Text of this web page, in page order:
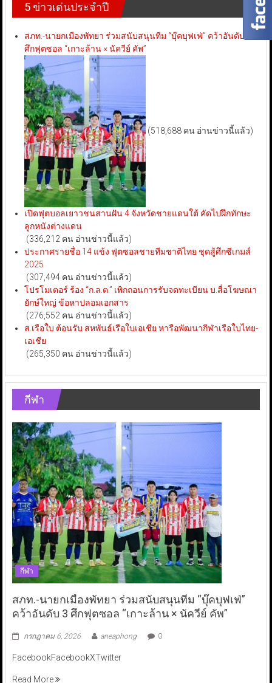
5 ข่าวเด่นประจำปี
สภท.-นายกเมืองพัทยา ร่วมสนับสนุนทีม “บุ๊คบุฟเฟ่” คว้าอันดับ 3
ศึกฟุตซอล “เกาะล้าน × นัควีย์ คัพ”
(518,688 คน อ่านข่าวนี้แล้ว)
เปิดฟุตบอลเยาวชนสานฝัน 4 จังหวัดชายแดนใต้ คัดไปฝึกทักษะ
ลูกหนังต่างแดน
(336,212 คน อ่านข่าวนี้แล้ว)
ประกาศรายชื่อ 14 แข้ง ฟุตซอลชายทีมชาติไทย ชุดสู้ศึกซีเกมส์
2025
(307,494 คน อ่านข่าวนี้แล้ว)
โปรโมเตอร์ ร้อง “ก.ล.ต.” เพิกถอนการรับจดทะเบียน บ.สื่อโฆษณา
ยักษ์ใหญ่ ข้อหาปลอมเอกสาร
(276,552 คน อ่านข่าวนี้แล้ว)
ส.เรือใบ ต้อนรับ สหพันธ์เรือใบเอเชีย หารือพัฒนากีฬาเรือใบไทย-
เอเชีย
(265,350 คน อ่านข่าวนี้แล้ว)
กีฬา
กีฬา
สภท.-นายกเมืองพัทยา ร่วมสนับสนุนทีม “บุ๊คบุฟเฟ่”
คว้าอันดับ 3 ศึกฟุตซอล “เกาะล้าน × นัควีย์ คัพ”
กรกฎาคม 6, 2026 aneaphong 0
FacebookFacebookXTwitter
Read More